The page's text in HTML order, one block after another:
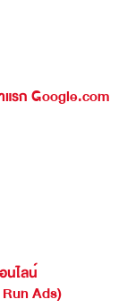
รก Google.com
นไลน์
Ads)